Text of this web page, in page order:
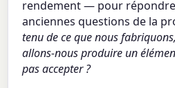
rendement — pour
anciennes questions de la
tenu de ce que nous
allons-nous produire un
pas accepter ?